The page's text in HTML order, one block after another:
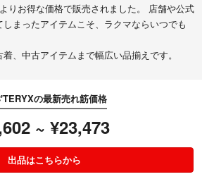
りお得な価格で販売されました。 店舗や公式
まったアイテムこそ、ラクマならいつでも
、中古アイテムまで幅広い品揃えです。
の最新売れ筋価格
~ ¥23,473
出品はこちらから